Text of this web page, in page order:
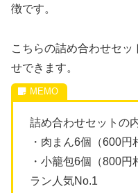
徴です。
こちらの詰め合わせセ
せできます。
詰め合わせセットの
・肉まん6個（600
・小籠包6個（800
ラン人気No.1